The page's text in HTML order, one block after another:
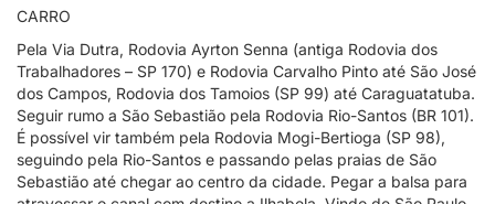
CARRO
Pela Via Dutra, Rodovia Ayrton Senna (antiga Rodovia dos
Trabalhadores – SP 170) e Rodovia Carvalho Pinto até São José
dos Campos, Rodovia dos Tamoios (SP 99) até Caraguatatuba.
Seguir rumo a São Sebastião pela Rodovia Rio-Santos (BR 101).
É possível vir também pela Rodovia Mogi-Bertioga (SP 98),
seguindo pela Rio-Santos e passando pelas praias de São
Sebastião até chegar ao centro da cidade. Pegar a balsa para